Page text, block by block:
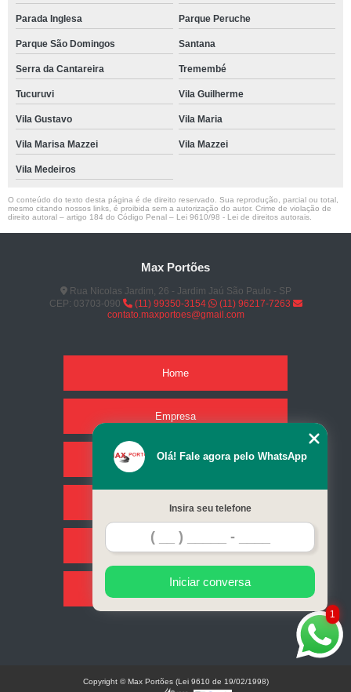
Parada Inglesa Parque Peruche
Parque São Domingos Santana
Serra da Cantareira Tremembé
Tucuruvi Vila Guilherme
Vila Gustavo Vila Maria
Vila Marisa Mazzei Vila Mazzei
Vila Medeiros
O conteúdo do texto desta página é de direito reservado. Sua reprodução, parcial ou total,
mesmo citando nossos links, é proibida sem a autorização do autor. Crime de violação de
direito autoral – artigo 184 do Código Penal – Lei 9610/98 - Lei de direitos autorais
Max Portões
Rua Nicolas Jardim, 26 - Jardim Jaú São Paulo - SP
CEP: 03703-090
(11) 99350-3154
(11) 96217-7263
contato.maxportoes@gmail.com
Home
Empresa
Missão
Serviços
Contato
Mapa do site
1
Olá! Fale agora pelo WhatsApp
Insira seu telefone
Iniciar conversa
Copyright © Max Portões (Lei 9610 de 19/02/1998)